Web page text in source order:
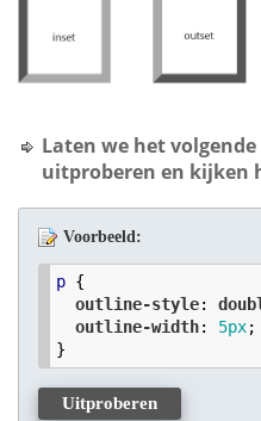
Laten we het
uitproberen en kijken
Voorbeeld:
p {
outline-style:
outline-width: 5px;
Uitproberen